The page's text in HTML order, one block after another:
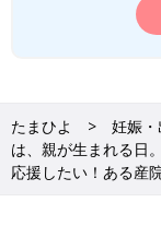
たまひよ 妊娠
は、親が生まれる日
応援したい！ある産